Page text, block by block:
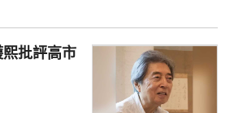
熙批評高市